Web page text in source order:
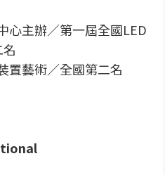
心主辦／第一屆全國LED
置藝術／全國第二名